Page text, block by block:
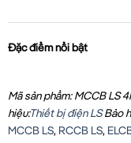
Đặc điểm nổi bật
Mã sản phẩm: MCCB LS
hiệu:Thiết bị điện LS Bảo
MCCB LS, RCCB LS,